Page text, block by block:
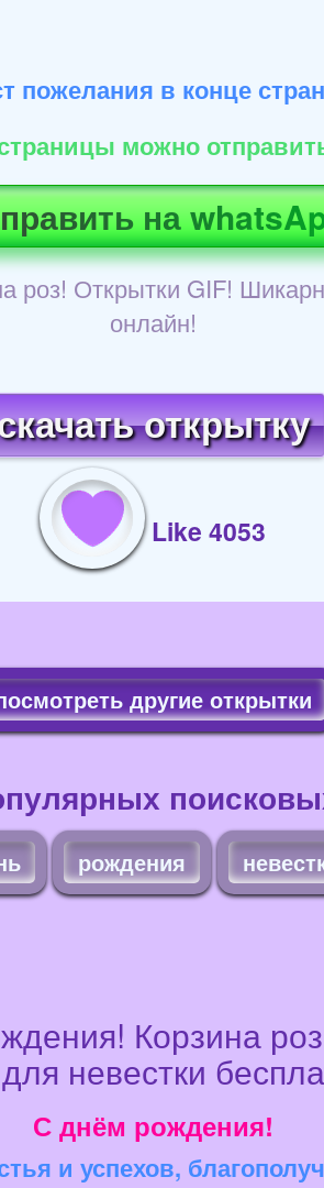
пожелания в конце
можно
на
Открытки GIF!
онлайн!
открытку
Like 4053
другие открытки
рождения
Корзина
невестки
С днём рождения!
и успехов,